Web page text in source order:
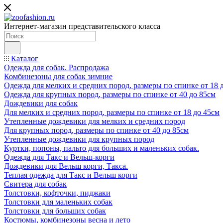
Интернет-магазин представительского класса
Каталог
Одежда для собак. Распродажа
Комбинезоны для собак зимние
Одежда для мелких и средних пород, размеры по спинке от 18
Одежда для крупных пород, размеры по спинке от 40 до 85см
Дождевики для собак
Для мелких и средних пород, размеры по спинке от 18 до 45см
Утепленные дождевики для мелких и средних пород
Для крупных пород, размеры по спинке от 40 до 85см
Утепленные дождевики для крупных пород
Куртки, попоны, пальто для больших и маленьких собак.
Одежда для Такс и Вельш-корги
Дождевики для Вельш корги, Такса.
Теплая одежда для Такс и Вельш корги
Свитера для собак
Толстовки, кофточки, пиджаки
Толстовки для маленьких собак
Толстовки для больших собак
Костюмы, комбинезоны весна и лето